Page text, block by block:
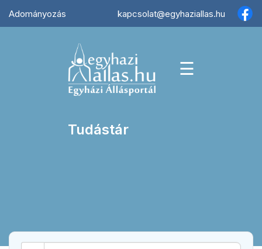
Adományozás kapcsolat@egyhaziallas.hu
☰
Tudástár
×